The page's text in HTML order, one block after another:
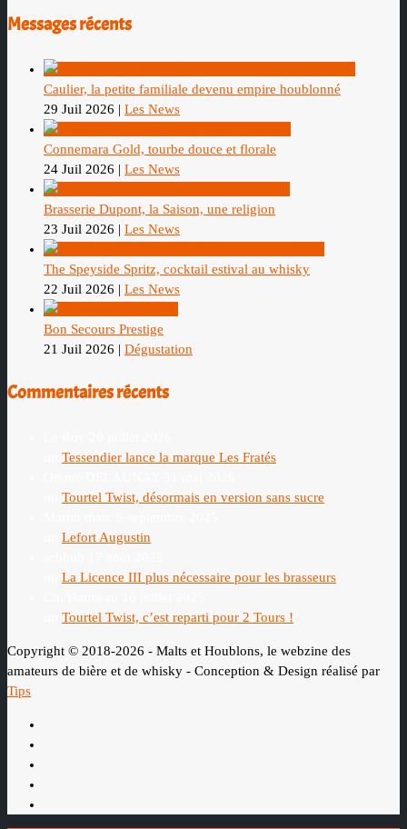
Messages récents
Caulier, la petite familiale devenu empire houblonné
29 Juil 2026 | Les News
Connemara Gold, tourbe douce et florale
24 Juil 2026 | Les News
Brasserie Dupont, la Saison, une religion
23 Juil 2026 | Les News
The Speyside Spritz, cocktail estival au whisky
22 Juil 2026 | Les News
Bon Secours Prestige
21 Juil 2026 | Dégustation
Commentaires récents
Tessendier lance la marque Les Fratés
Tourtel Twist, désormais en version sans sucre
Lefort Augustin
La Licence III plus nécessaire pour les brasseurs
Tourtel Twist, c’est reparti pour 2 Tours !
Copyright © 2018-2026 - Malts et Houblons, le webzine des
amateurs de bière et de whisky - Conception & Design réalisé par
Tips